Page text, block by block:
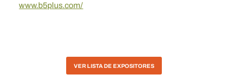
www.b5plus.com/
VER LISTA DE EXPOSITORES